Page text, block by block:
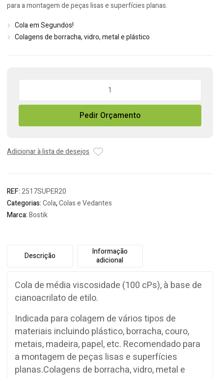
para a montagem de peças lisas e superfícies planas.
Cola em Segundos!
Colagens de borracha, vidro, metal e plástico
Super
(Rápida)
Pedir Orçamento
Adicionar à lista de desejos
REF:2517SUPER20
Categorias:Cola,Colas e Vedantes
Marca:Bostik
Descrição
Informação
adicional
Cola de média viscosidade (100 cPs), à base de
cianoacrilato de etilo.
Indicada para colagem de vários tipos de
materiais incluindo plástico, borracha, couro,
metais, madeira, papel, etc. Recomendado para
a montagem de peças lisas e superfícies
planas.Colagens de borracha, vidro, metal e